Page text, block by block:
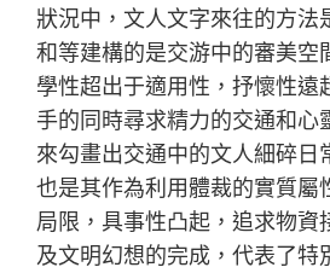
狀況中，文人文字來往的方法
和等建構的是交游中的審美空
學性超出于適用性，抒懷性遠
手的同時尋求精力的交通和心
來勾畫出交通中的文人細碎日
也是其作為利用體裁的實質屬
局限，具事性凸起，追求物資
及文明幻想的完成，代表了特